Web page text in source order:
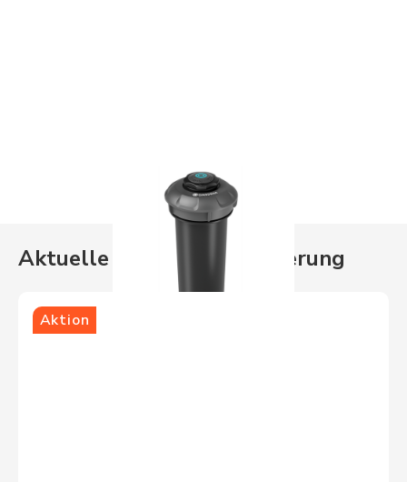
Aktuelle Aktionen Bewässerung
Aktion